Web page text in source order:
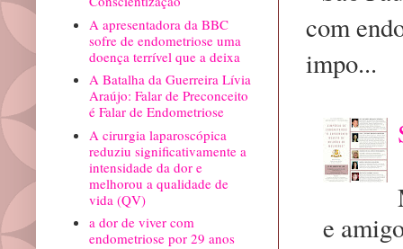
com
impo...
e
A apresentadora da BBC
sofre de endometriose uma
doença terrível que a deixa
A Batalha da Guerreira Lívia
Araújo: Falar de Preconceito
é Falar de Endometriose
A cirurgia laparoscópica
reduziu significativamente a
intensidade da dor e
melhorou a qualidade de
vida (QV)
a dor de viver com
endometriose por 29 anos